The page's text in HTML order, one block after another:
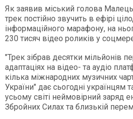
Як заявив міський голова
трек постійно звучить в ефірі
інформаційного марафону, на
230 тисяч відео роликів у
"Трек зібрав десятки мільйонів
адаптаціях на відео- та аудіо
кілька міжнародних музичних
України" дає сьогодні
усьому світі неймовірний заряд
Збройних Силах та близькій